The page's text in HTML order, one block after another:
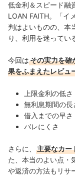
低金利＆スピード融
LOAN FAITH。「イ
判はよいものの、本
り、利用を迷ってい
今回はその実力を確
果をふまえたレビュ
上限金利の低さ
無利息期間の長
借入までの早さ
バレにくさ
さらに、 主要なカー
た、本当のよい点・
や返済の方法もリサ